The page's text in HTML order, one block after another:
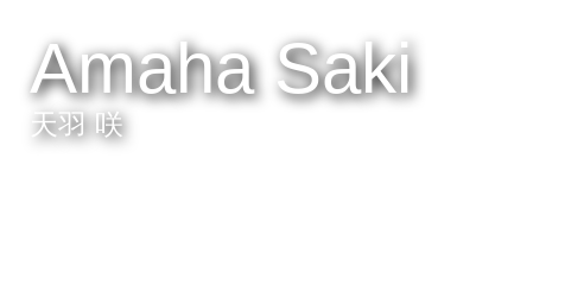
Amaha Saki
天羽 咲